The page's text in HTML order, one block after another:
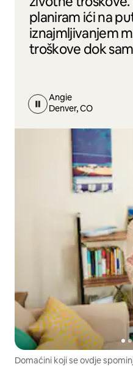
planiram ići na
iznajmljivanjem
troškove dok
Angie
Denver, CO
Domaćini koji se ovdje